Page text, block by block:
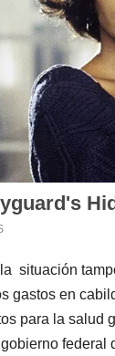
situación
gastos en
para la salud
federal